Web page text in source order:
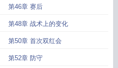
第46章 赛后
第48章 战术上的变化
第50章 首次双红会
第52章 防守